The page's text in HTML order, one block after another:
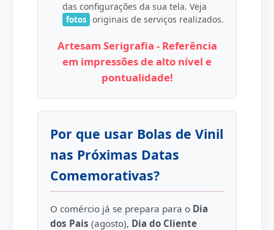
das configurações da sua tela. Veja
fotos originais de serviços realizados.
Artesam Serigrafia - Referência
em impressões de alto nível e
pontualidade!
Por que usar Bolas de Vinil
nas Próximas Datas
Comemorativas?
O comércio já se prepara para o Dia
dos Pais (agosto), Dia do Cliente